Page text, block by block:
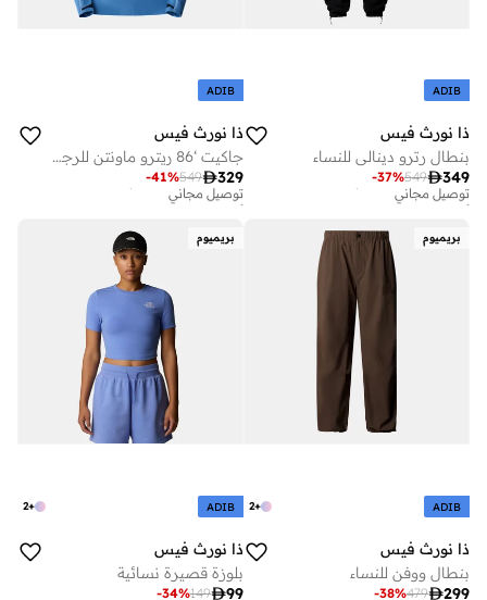
ADIB
ذا نورث فيس
بنطال رترو دينالي للنساء
349
549
-37%
أفضل سعر لهذا العام
توصيل مجاني
أفضل سعر لهذا العام
ADIB
ذا نورث فيس
جاكيت ‘86 ريترو ماونتن للرجال
329
549
-41%
أفضل سعر لهذا العام
توصيل مجاني
أفضل سعر لهذا العام
بريميوم
+
2 ADIB
ذا نورث فيس
بنطال ووفن للنساء
299
479
-38%
أفضل سعر لهذا العام
بريميوم
+
2 ADIB
ذا نورث فيس
بلوزة قصيرة نسائية
99
149
-34%